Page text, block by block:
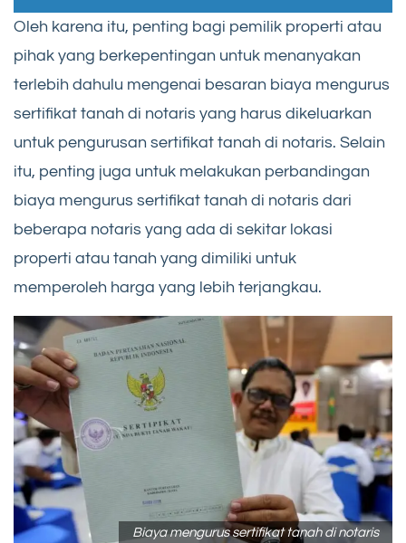
Oleh karena itu, penting bagi pemilik properti atau
pihak yang berkepentingan untuk menanyakan
terlebih dahulu mengenai besaran biaya mengurus
sertifikat tanah di notaris yang harus dikeluarkan
untuk pengurusan sertifikat tanah di notaris. Selain
itu, penting juga untuk melakukan perbandingan
biaya mengurus sertifikat tanah di notaris dari
beberapa notaris yang ada di sekitar lokasi
properti atau tanah yang dimiliki untuk
memperoleh harga yang lebih terjangkau.
Biaya mengurus sertifikat tanah di notaris